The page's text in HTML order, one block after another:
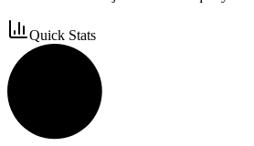
Quick Stats